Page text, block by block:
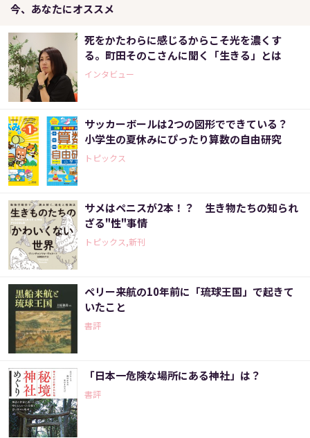
今、あなたにオススメ
死をかたわらに感じるからこそ光を濃くす
る。町田そのこさんに聞く「生きる」とは
インタビュー
サッカーボールは2つの図形でできている？
小学生の夏休みにぴったり算数の自由研究
トピックス
サメはペニスが2本！？ 生き物たちの知られ
ざる"性"事情
トピックス,新刊
ペリー来航の10年前に「琉球王国」で起きて
いたこと
書評
「日本一危険な場所にある神社」は？
書評